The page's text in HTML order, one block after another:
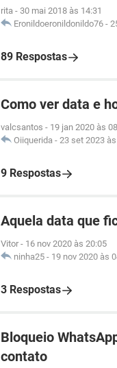
rita - 30 mai 2018 às 14:31
Eronildoeronildonildo76 -
89 Respostas
Como ver data e
valcsantos - 19 jan 2020 às
Oiiquerida - 23 set 2023
9 Respostas
Aquela data que
Vitor - 16 nov 2020 às 20:05
ninha25 - 19 nov 2020 às
3 Respostas
Bloqueio
contato